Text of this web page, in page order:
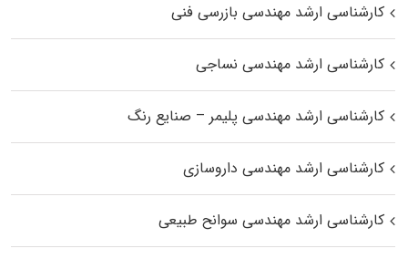
کارشناسی ارشد مهندسی بازرسی فنی
کارشناسی ارشد مهندسی نساجی
کارشناسی ارشد مهندسی پلیمر – صنایع رنگ
کارشناسی ارشد مهندسی داروسازی
کارشناسی ارشد مهندسی سوانح طبیعی